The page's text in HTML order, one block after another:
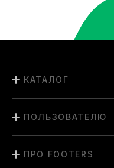
КАТАЛОГ
ПОЛЬЗОВАТЕЛЮ
ПРО FOOTERS